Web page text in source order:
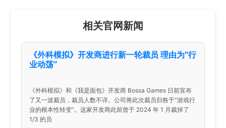
相关官网新闻
《外科模拟》开发商进行新一轮裁员 理由为“行
业动荡”
《外科模拟》和《我是面包》开发商 Bossa Games 日前宣布
了又一波裁员，裁员人数不详。公司将此次裁员归咎于“游戏行
业的根本性转变”。这家开发商此前曾于 2024 年 1 月裁掉了
1/3 的员